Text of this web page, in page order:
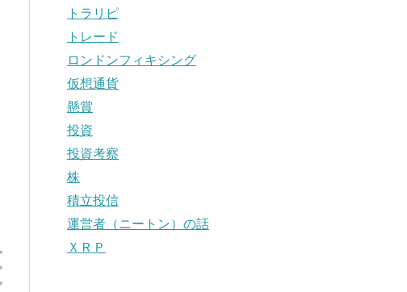
トラリピ
トレード
ロンドンフィキシング
仮想通貨
懸賞
投資
投資考察
株
積立投信
運営者（ニートン）の話
ＸＲＰ